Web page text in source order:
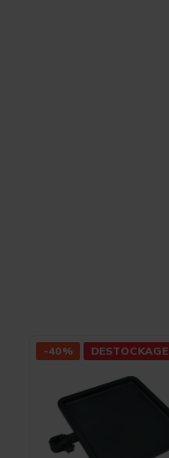
-40% DESTOCKAGE